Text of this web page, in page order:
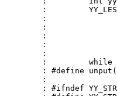
:
:
:
:
:
:
:         while
: #define
:
: #ifndef